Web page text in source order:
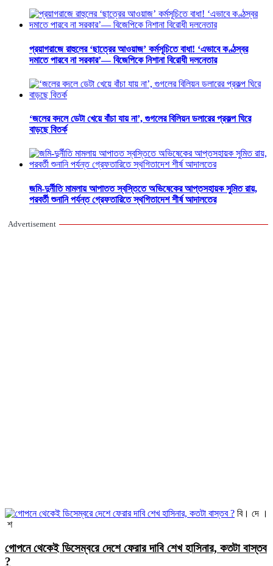
প্রয়াগরাজে রাহুলের ‘ছাত্রের আওয়াজ’ কর্মসূচিতে বাধা! ‘এভাবে কণ্ঠস্বর
দমাতে পারবে না সরকার’— বিজেপিকে নিশানা বিরোধী দলনেতার
‘জলের বদলে ডেটা খেয়ে বাঁচা যায় না’, গুগলের বিলিয়ন ডলারের প্রকল্প ঘিরে
বাড়ছে বিতর্ক
জমি-দুর্নীতি মামলায় আপাতত স্বস্তিতে অভিষেকের আপ্তসহায়ক সুমিত রায়,
পরবর্তী শুনানি পর্যন্ত গ্রেফতারিতে স্থগিতাদেশ শীর্ষ আদালতের
Advertisement
বি। দে ।
শ
গোপনে থেকেই ডিসেম্বরে দেশে ফেরার দাবি শেখ হাসিনার, কতটা বাস্তব
?